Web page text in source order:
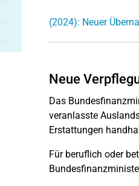
(2024): Neuer
Neue
Das
veranlasste
Erstattungen
Für beruflich oder